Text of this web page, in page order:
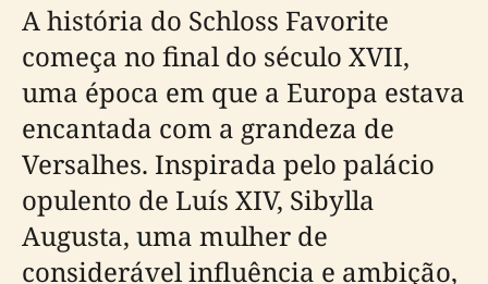
A história do Schloss Favorite
começa no final do século XVII,
uma época em que a Europa estava
encantada com a grandeza de
Versalhes. Inspirada pelo palácio
opulento de Luís XIV, Sibylla
Augusta, uma mulher de
considerável influência e ambição,